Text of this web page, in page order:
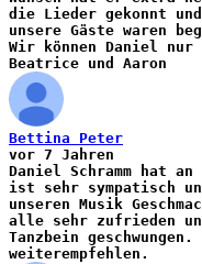
die Lieder gekonnt
unsere Gäste waren
Wir können Daniel nur
Beatrice und Aaron
Bettina Peter
vor 7 Jahren
Daniel Schramm hat
ist sehr sympatisch
unseren Musik
alle sehr zufrieden
Tanzbein
weiterempfehlen.